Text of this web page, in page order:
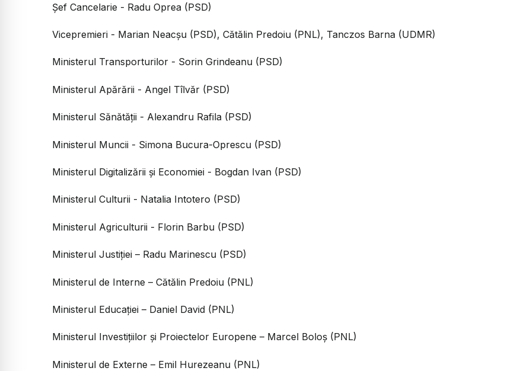
Șef Cancelarie - Radu Oprea (PSD)
Vicepremieri - Marian Neacșu (PSD), Cătălin Predoiu (PNL), Tanczos Barna (UDMR)
Ministerul Transporturilor - Sorin Grindeanu (PSD)
Ministerul Apărării - Angel Tîlvăr (PSD)
Ministerul Sănătății - Alexandru Rafila (PSD)
Ministerul Muncii - Simona Bucura-Oprescu (PSD)
Ministerul Digitalizării și Economiei - Bogdan Ivan (PSD)
Ministerul Culturii - Natalia Intotero (PSD)
Ministerul Agriculturii - Florin Barbu (PSD)
Ministerul Justiției – Radu Marinescu (PSD)
Ministerul de Interne – Cătălin Predoiu (PNL)
Ministerul Educației – Daniel David (PNL)
Ministerul Investițiilor și Proiectelor Europene – Marcel Boloș (PNL)
Ministerul de Externe – Emil Hurezeanu (PNL)